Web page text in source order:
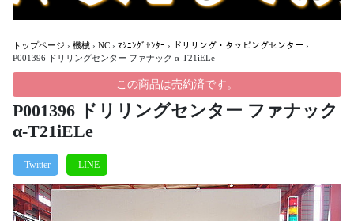
トップページ › 機械 › NC › ﾏｼﾆﾝｸﾞｾﾝﾀｰ › ドリリング・タッピングセンター ›
P001396 ドリリングセンター ファナック α-T21iELe
この商品は売約済です。
P001396 ドリリングセンター ファナック
α-T21iELe